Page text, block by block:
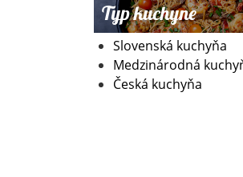
Typ kuchyne
Slovenská kuchyňa
Medzinárodná
Česká kuchyňa